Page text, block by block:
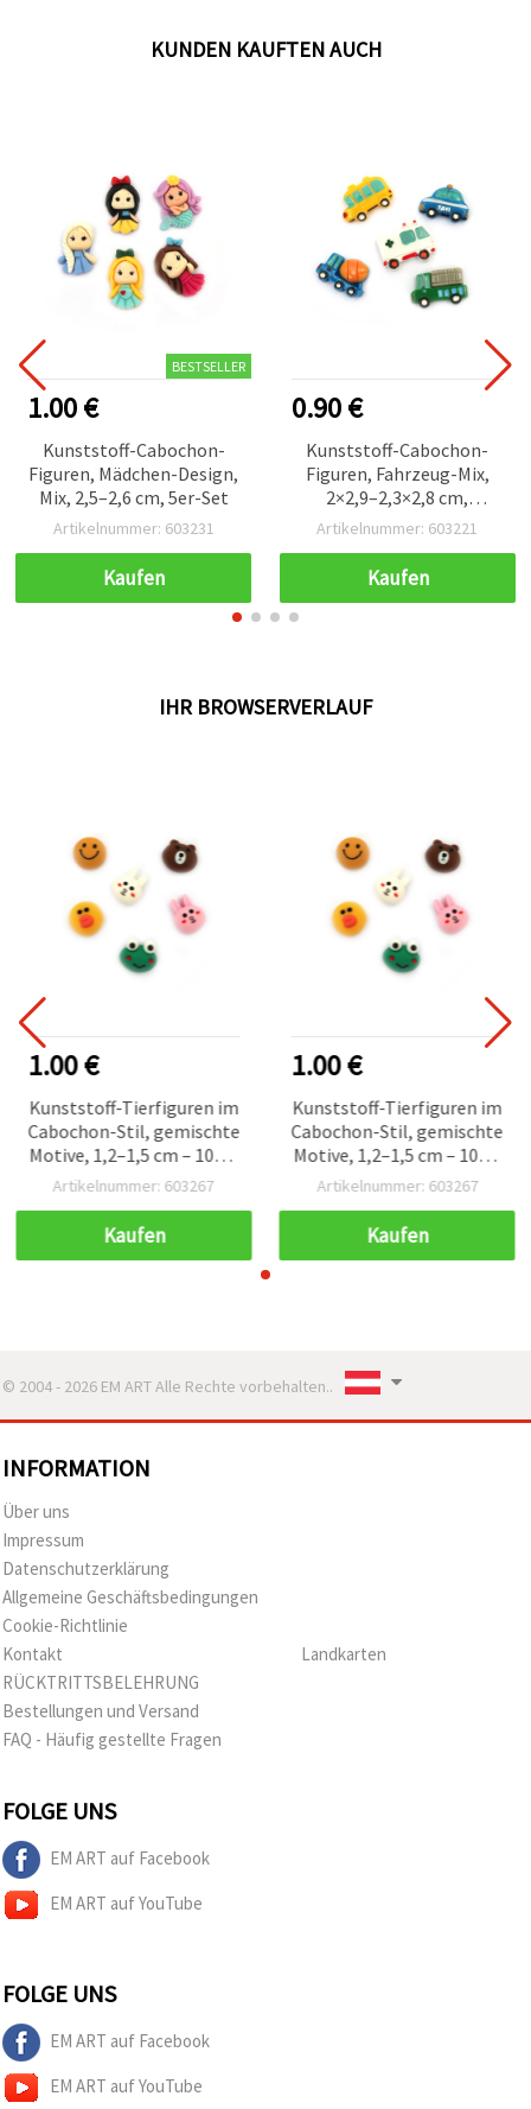
KUNDEN KAUFTEN AUCH
BESTSELLER
1.00 €
Kunststoff-Cabochon-
Figuren, Mädchen-Design,
Mix, 2,5–2,6 cm, 5er-Set
Artikelnummer: 603231
Kaufen
0.90 €
Kunststoff-Cabochon-
Figuren, Fahrzeug-Mix,
2×2,9–2,3×2,8 cm,
Mehrfarbig, 5 Stück
Artikelnummer: 603221
Kaufen
IHR BROWSERVERLAUF
1.00 €
Kunststoff-Tierfiguren im
Cabochon-Stil, gemischte
Motive, 1,2–1,5 cm – 10er-
Set
Artikelnummer: 603267
Kaufen
1.00 €
Kunststoff-Tierfiguren im
Cabochon-Stil, gemischte
Motive, 1,2–1,5 cm – 10er-
Set
Artikelnummer: 603267
Kaufen
© 2004 - 2026 EM ART Alle Rechte vorbehalten..
INFORMATION
Über uns
Impressum
Datenschutzerklärung
Allgemeine Geschäftsbedingungen
Cookie-Richtlinie
Kontakt
RÜCKTRITTSBELEHRUNG
Bestellungen und Versand
FAQ - Häufig gestellte Fragen
Landkarten
FOLGE UNS
EM ART auf Facebook
EM ART auf YouTube
FOLGE UNS
EM ART auf Facebook
EM ART auf YouTube